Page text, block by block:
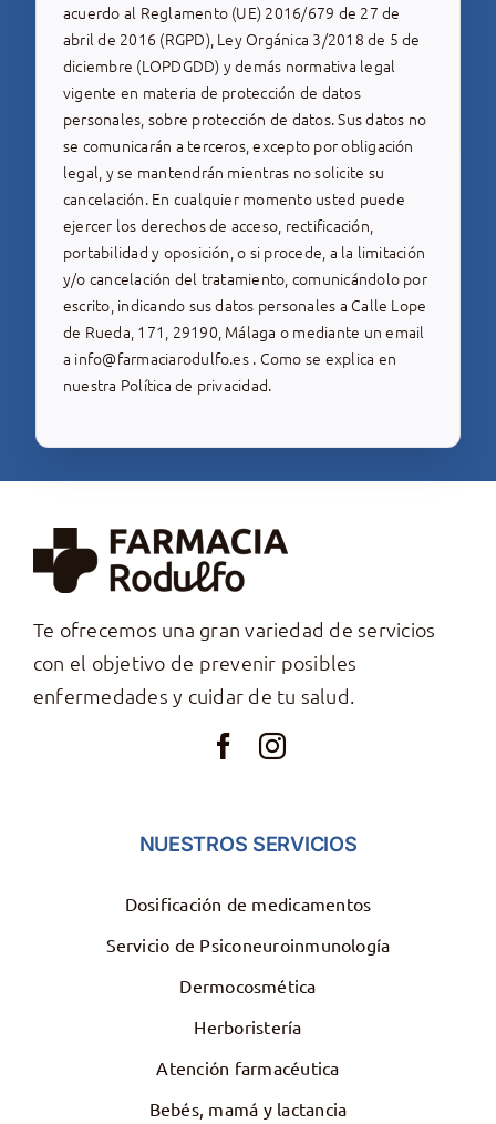
acuerdo al Reglamento (UE) 2016/679 de 27 de
abril de 2016 (RGPD), Ley Orgánica 3/2018 de 5 de
diciembre (LOPDGDD) y demás normativa legal
vigente en materia de protección de datos
personales, sobre protección de datos. Sus datos no
se comunicarán a terceros, excepto por obligación
legal, y se mantendrán mientras no solicite su
cancelación. En cualquier momento usted puede
ejercer los derechos de acceso, rectificación,
portabilidad y oposición, o si procede, a la limitación
y/o cancelación del tratamiento, comunicándolo por
escrito, indicando sus datos personales a Calle Lope
de Rueda, 171, 29190, Málaga o mediante un email
a info@farmaciarodulfo.es. Como se explica en
nuestra Política de privacidad.
Te ofrecemos una gran variedad de servicios
con el objetivo de prevenir posibles
enfermedades y cuidar de tu salud.
NUESTROS SERVICIOS
Dosificación de medicamentos
Servicio de Psiconeuroinmunología
Dermocosmética
Herboristería
Atención farmacéutica
Bebés, mamá y lactancia